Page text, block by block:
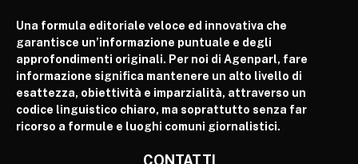
Una formula editoriale veloce ed innovativa che
garantisce un’informazione puntuale e degli
approfondimenti originali. Per noi di Agenparl, fare
informazione significa mantenere un alto livello di
esattezza, obiettività e imparzialità, attraverso un
codice linguistico chiaro, ma soprattutto senza far
ricorso a formule e luoghi comuni giornalistici.